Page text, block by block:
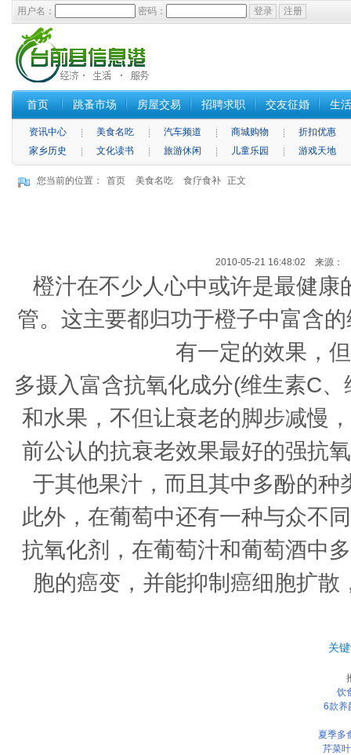
用户名： 密码：
首页 跳蚤市场 房屋交易 招聘求职 交友征婚 生
资讯中心 美食名吃 汽车频道 商城购物
折扣优惠
家乡历史
文化读书 旅游休闲 儿童乐园 游戏天地
您当前的位置： 首页 美食名吃 食疗食补 正文
2010-05-21 16:48:02 来源：
橙汁在不少人心中或许是最健康
管。这主要都归功于橙子中富含
有一定的效果，
多摄入富含抗氧化成分(维生素C
和水果，不但让衰老的脚步减慢
前公认的抗衰老效果最好的强抗
于其他果汁，而且其中多酚的
此外，在葡萄中还有一种与众不
抗氧化剂，在葡萄汁和葡萄酒中
胞的癌变，并能抑制癌细胞扩
关
饮
6款养
夏季多
芹菜